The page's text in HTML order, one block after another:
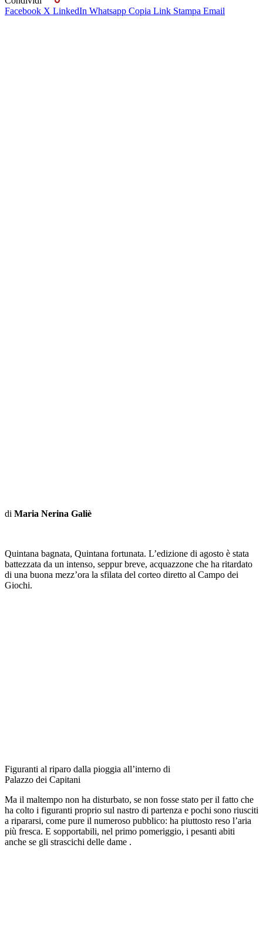
Facebook X LinkedIn Whatsapp Copia Link Stampa Email
di Maria Nerina Galiè
Quintana bagnata, Quintana fortunata. L’edizione di agosto è stata
battezzata da un intenso, seppur breve, acquazzone che ha ritardato
di una buona mezz’ora la sfilata del corteo diretto al Campo dei
Giochi.
Figuranti al riparo dalla pioggia all’interno di
Palazzo dei Capitani
Ma il maltempo non ha disturbato, se non fosse stato per il fatto che
ha colto i figuranti proprio sul nastro di partenza e pochi sono riusciti
a ripararsi, come pure il numeroso pubblico: ha piuttosto reso l’aria
più fresca. E sopportabili, nel primo pomeriggio, i pesanti abiti
anche se gli strascichi delle dame .